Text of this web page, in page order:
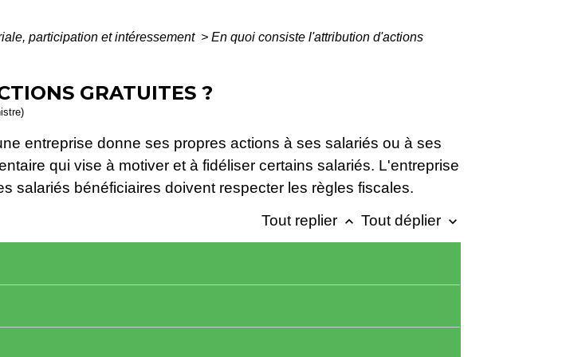
participation et intéressement > En quoi consiste l'attribution d'actions
GRATUITES ?
entreprise donne ses propres actions à ses salariés ou à ses
qui vise à motiver et à fidéliser certains salariés. L'entreprise
salariés bénéficiaires doivent respecter les règles fiscales.
Tout replier keyboard_arrow_up Tout déplier keyboard_arrow_down